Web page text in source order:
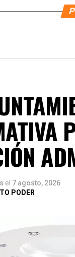
el 7 agosto, 2026
PODER